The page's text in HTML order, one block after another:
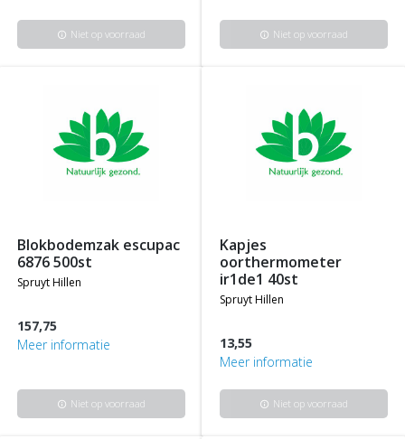
info Niet op voorraad info Niet op voorraad
blokbodemzak escupac
6876 500st
spruyt hillen
157,75
Meer informatie
info Niet op voorraad
kapjes
oorthermometer
ir1de1 40st
spruyt hillen
13,55
Meer informatie
info Niet op voorraad